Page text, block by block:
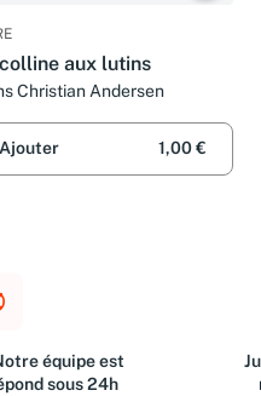
aux lutins
Christian Andersen
Ajouter 1,00 €
équipe est
sous 24h